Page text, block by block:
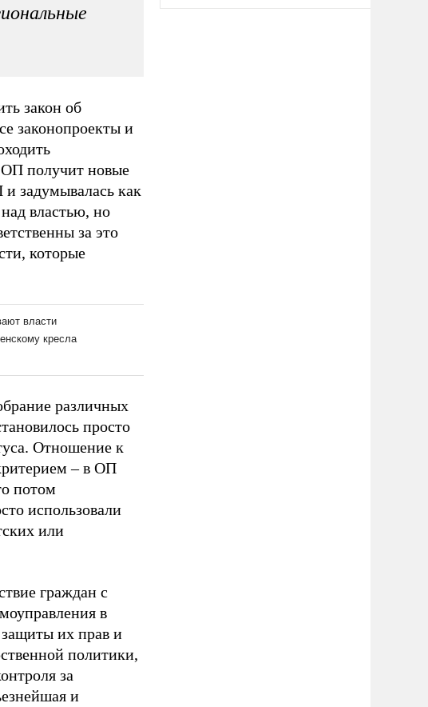
закон об
законопроекты и
ОП получит новые
задумывалась как
властью, но
за это
которые
различных
просто
Отношение к
– в ОП
потом
использовали
или
граждан с
в
защиты их прав и
политики,
за
и